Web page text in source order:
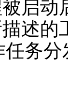
启动
述的
务